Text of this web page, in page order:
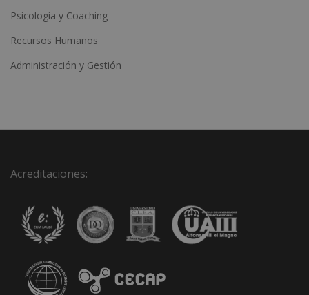
Psicología y Coaching
Recursos Humanos
Administración y Gestión
Acreditaciones: